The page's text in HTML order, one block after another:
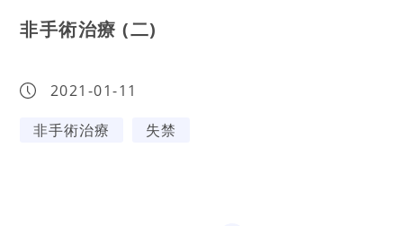
非手術治療 (二)
2021-01-11
非手術治療
失禁